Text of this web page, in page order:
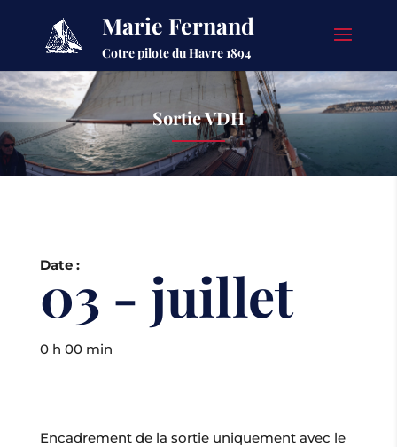
Marie Fernand
Cotre pilote du Havre 1894
Sortie VDH
Date :
03 - juillet
0 h 00 min
Encadrement de la sortie uniquement avec le